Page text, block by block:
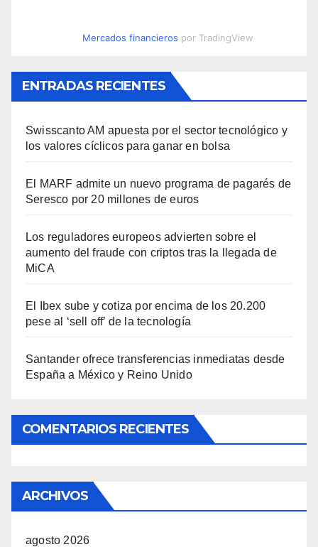
Mercados financieros por TradingView
ENTRADAS RECIENTES
Swisscanto AM apuesta por el sector tecnológico y
los valores cíclicos para ganar en bolsa
El MARF admite un nuevo programa de pagarés de
Seresco por 20 millones de euros
Los reguladores europeos advierten sobre el
aumento del fraude con criptos tras la llegada de
MiCA
El Ibex sube y cotiza por encima de los 20.200
pese al ‘sell off’ de la tecnología
Santander ofrece transferencias inmediatas desde
España a México y Reino Unido
COMENTARIOS RECIENTES
ARCHIVOS
agosto 2026